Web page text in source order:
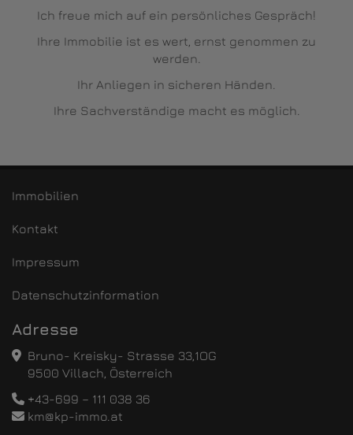
Ich freue mich auf ein persönliches Gespräch!
Ihre Immobilie ist es wert, ernst genommen zu
werden.
Ihr Anliegen in sicheren Händen.
Ihre Sachverständige macht es möglich.
Immobilien
Kontakt
Impressum
Datenschutzinformation
Adresse
Bruno- Kreisky- Strasse 33,1OG
9500 Villach, Österreich
+43-699 – 111 038 36
km@kp-immo.at